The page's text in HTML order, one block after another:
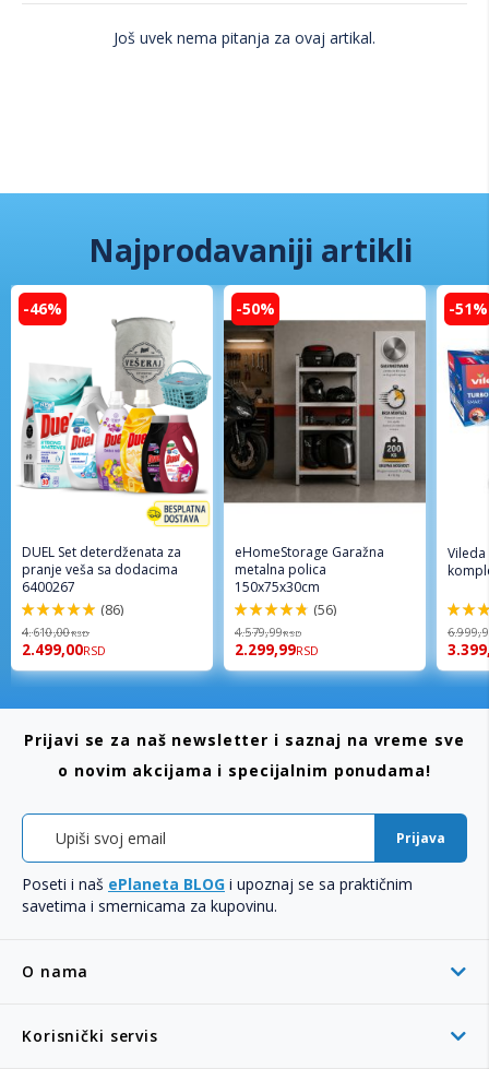
Još uvek nema pitanja za ovaj artikal.
Najprodavaniji artikli
-46%
DUEL Set deterdženata za
pranje veša sa dodacima
6400267
98%
(86)
4.610,00RSD
2.499,00RSD
-50%
eHomeStorage Garažna
metalna polica
150x75x30cm
96%
(56)
4.579,99RSD
2.299,99RSD
-51%
92%
O nama
Korisnički servis
Prijavi se za naš newsletter i saznaj na vreme sve
o novim akcijama i specijalnim ponudama!
Prijava
Poseti i naš ePlaneta BLOG i upoznaj se sa praktičnim
savetima i smernicama za kupovinu.